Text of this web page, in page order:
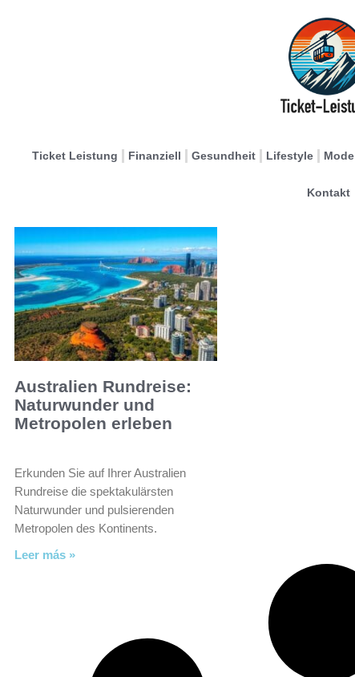
Ticket Leistung Finanziell Gesundheit Lifestyle Mode
Kontakt
Australien Rundreise:
Naturwunder und
Metropolen erleben
Erkunden Sie auf Ihrer Australien
Rundreise die spektakulärsten
Naturwunder und pulsierenden
Metropolen des Kontinents.
Leer más »